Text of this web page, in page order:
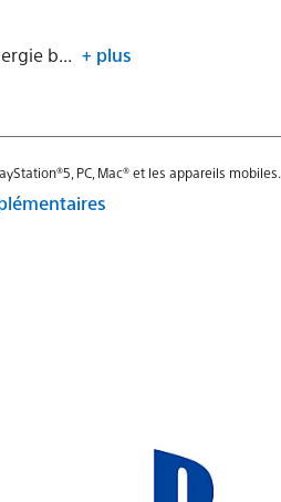
b... + plus
PC, Mac® et les appareils mobiles.